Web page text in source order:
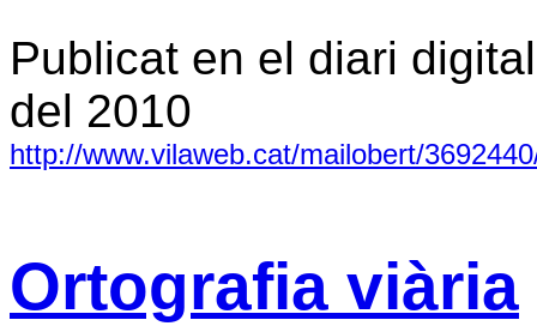
Publicat en el diari
del 2010
http://www.vilaweb.cat/mailobert/
Ortografia viària